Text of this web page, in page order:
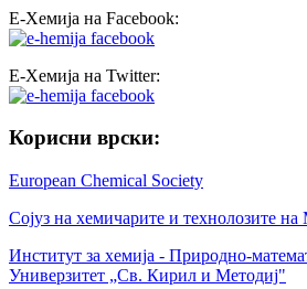
Е-Хемија на Facebook:
Е-Хемија на Twitter:
Корисни врски:
European Chemical Society
Сојуз на хемичарите и технолозите на
Институт за хемија - Природно-
Универзитет „Св. Кирил и Методиј"